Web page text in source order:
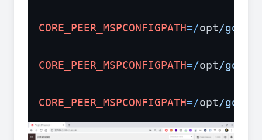
CORE_PEER_MSPCONFIGPATH=/opt/
CORE_PEER_MSPCONFIGPATH=/opt/
CORE_PEER_MSPCONFIGPATH=/opt/